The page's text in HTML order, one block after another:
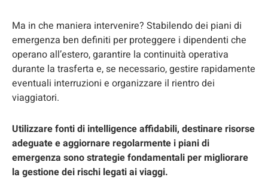
Ma in che maniera intervenire? Stabilendo dei piani di
emergenza ben definiti per proteggere i dipendenti che
operano all’estero, garantire la continuità operativa
durante la trasferta e, se necessario, gestire rapidamente
eventuali interruzioni e organizzare il rientro dei
viaggiatori.
Utilizzare fonti di intelligence affidabili, destinare risorse
adeguate e aggiornare regolarmente i piani di
emergenza sono strategie fondamentali per migliorare
la gestione dei rischi legati ai viaggi.